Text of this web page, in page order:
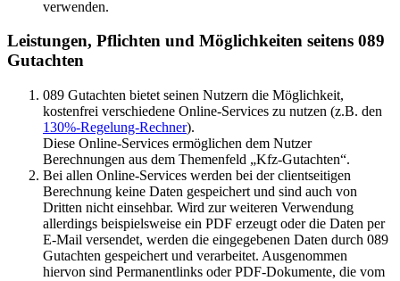
verwenden.
Leistungen, Pflichten und Möglichkeiten seitens 089
Gutachten
089 Gutachten bietet seinen Nutzern die Möglichkeit,
kostenfrei verschiedene Online-Services zu nutzen (z.B. den
130%-Regelung-Rechner).
Diese Online-Services ermöglichen dem Nutzer
Berechnungen aus dem Themenfeld „Kfz-Gutachten“.
Bei allen Online-Services werden bei der clientseitigen
Berechnung keine Daten gespeichert und sind auch von
Dritten nicht einsehbar. Wird zur weiteren Verwendung
allerdings beispielsweise ein PDF erzeugt oder die Daten per
E-Mail versendet, werden die eingegebenen Daten durch 089
Gutachten gespeichert und verarbeitet. Ausgenommen
hiervon sind Permanentlinks oder PDF-Dokumente, die vom